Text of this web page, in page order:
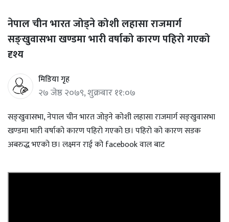
नेपाल चीन भारत जोड्ने कोशी लहासा राजमार्ग
सङ्खुवासभा खण्डमा भारी वर्षाको कारण पहिरो गएको
दृश्य
मिडिया गृह
२७ जेष्ठ २०७९, शुक्रबार ११:०७
सङ्खुवासभा, नेपाल चीन भारत जोड्ने कोशी लहासा राजमार्ग सङ्खुवासभा
खण्डमा भारी वर्षाको कारण पहिरो गएको छ। पहिरो को कारण सडक
अबरुद्ध भएको छ। लक्ष्मन राई को facebook वाल बाट